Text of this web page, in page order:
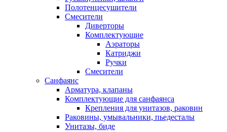
Полотенцесушители
Смесители
Диверторы
Комплектующие
Аэраторы
Катриджи
Ручки
Смесители
Санфаянс
Арматура, клапаны
Комплектующие для санфаянса
Крепления для унитазов, раковин
Раковины, умывальники, пьедесталы
Унитазы, биде